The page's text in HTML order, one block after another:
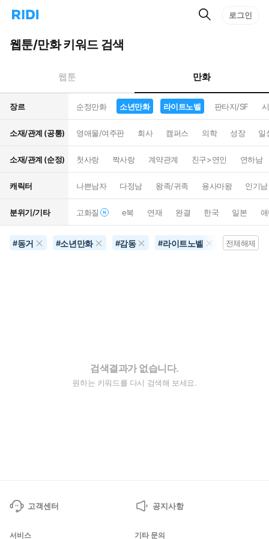
리
홈
으
턴
트
검
로그인
웹툰/만화 키워드 검색
웹툰 만화
장르 순정만화 소년만화 라이트노벨 판타지/SF
소재/관계 (공통) 영애물/여주판 회사 캠퍼스 의학 성장 일
소재/관계 (순정) 첫사랑 짝사랑 계약관계 친구>연인 연하남
캐릭터 나쁜남자 다정남 왕족/귀족 용사마왕 인기남
분위기/기타 고화질 e북 연재 완결 한국 일본
#동거 #소년만화 #감동 #라이트노벨 #추리물
전체해제
검색결과가 없습니다.
원하는 키워드를 다시 검색해 보세요.
고객센터 공지사항
서비스 기타 문의